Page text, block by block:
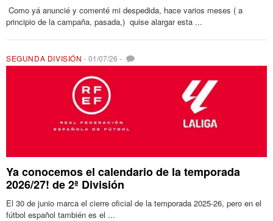
Como yá anuncié y comenté mi despedida, hace varios meses ( a
principio de la campaña, pasada,) quise alargar esta ...
SEGUNDA DIVISIÓN -01/07/26 -
Ya conocemos el calendario de la temporada
2026/27! de 2ª División
El 30 de junio marca el cierre oficial de la temporada 2025-26, pero en el
fútbol español también es el ...